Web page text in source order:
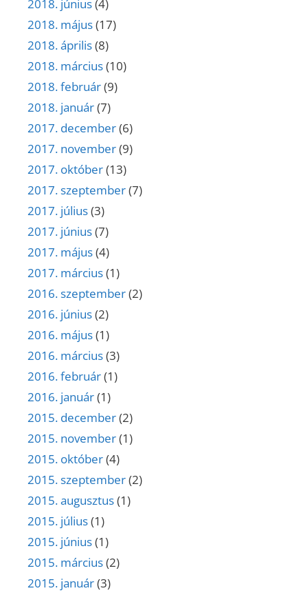
2018. június(4)
2018. május(17)
2018. április(8)
2018. március(10)
2018. február(9)
2018. január(7)
2017. december(6)
2017. november(9)
2017. október(13)
2017. szeptember(7)
2017. július(3)
2017. június(7)
2017. május(4)
2017. március(1)
2016. szeptember(2)
2016. június(2)
2016. május(1)
2016. március(3)
2016. február(1)
2016. január(1)
2015. december(2)
2015. november(1)
2015. október(4)
2015. szeptember(2)
2015. augusztus(1)
2015. július(1)
2015. június(1)
2015. március(2)
2015. január(3)